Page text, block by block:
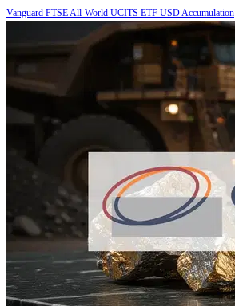
Vanguard FTSE All-World UCITS ETF USD Accumulation